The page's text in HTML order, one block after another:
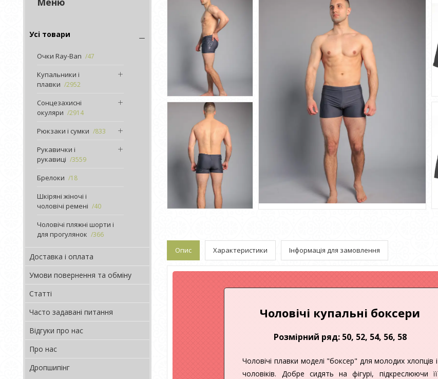
Усі товари
Очки Ray-Ban 47
Купальники і
плавки
2952
Сонцезахисні
окуляри
2914
Рюкзаки і сумки 833
Рукавички і
рукавиці
3559
Брелоки 18
Шкіряні жіночі і
чоловічі ремені
40
Чоловічі пляжні шорти і
для прогулянок
366
Доставка і оплата
Умови повернення та обміну
Статті
Часто задавані питання
Відгуки про нас
Про нас
Дропшипінг
Опис Характеристики Інформація для замовлення
Чоловічі купальні боксери
Розмірний ряд: 50, 52, 54, 56, 58
Чоловічі плавки моделі "боксер" для молодих хлопців і
чоловіків. Добре сидять на фігурі, підкреслюючи її